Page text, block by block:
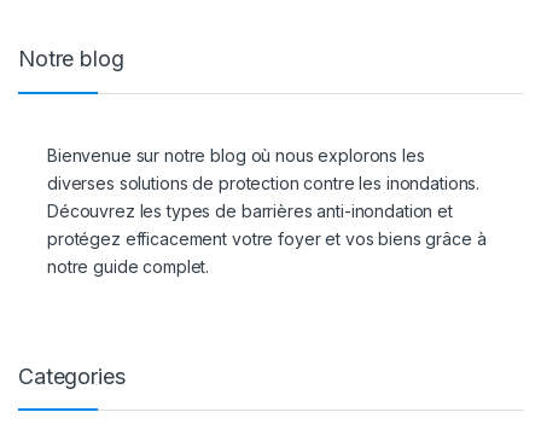
Notre blog
Bienvenue sur notre blog où nous explorons les
diverses solutions de protection contre les inondations.
Découvrez les types de barrières anti-inondation et
protégez efficacement votre foyer et vos biens grâce à
notre guide complet.
Categories